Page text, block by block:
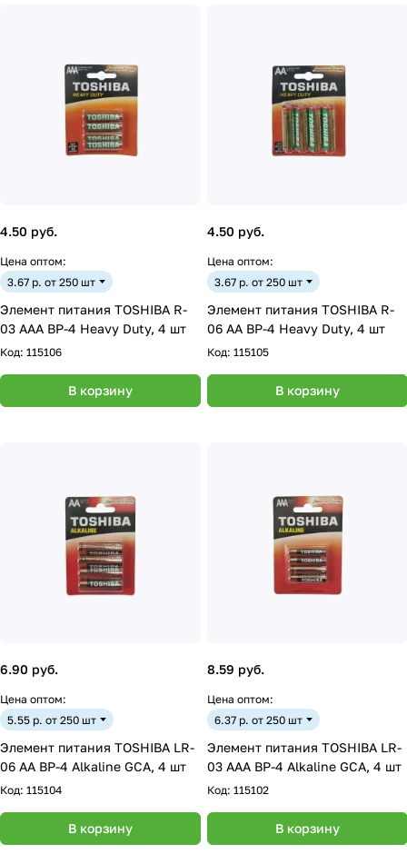
4.50 руб.
Цена оптом:
3.67 р. от 250 шт
Элемент питания TOSHIBA R-
03 AAA BP-4 Heavy Duty, 4 шт
Код: 115106
В корзину
4.50 руб.
Цена оптом:
3.67 р. от 250 шт
Элемент питания TOSHIBA R-
06 AA BP-4 Heavy Duty, 4 шт
Код: 115105
В корзину
6.90 руб.
Цена оптом:
5.55 р. от 250 шт
Элемент питания TOSHIBA LR-
06 AA BP-4 Alkaline GCA, 4 шт
Код: 115104
В корзину
8.59 руб.
Цена оптом:
6.37 р. от 250 шт
Элемент питания TOSHIBA LR-
03 AAA BP-4 Alkaline GCA, 4 шт
Код: 115102
В корзину